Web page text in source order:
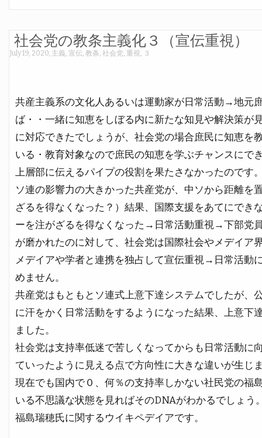
社会党の教条主義化３（宣伝重視）
July 19, 2020, 主義, 宣伝, 教条, 社会党, 重視, ３
共産主義系の文化人あるいは運動家が日常活動→地元
ば・・一緒に知恵をしぼる内に新たな知見や解決策が
に対応できたでしょうが、社会党の場合庶民に知恵を
いる・教育対象なので庶民の知恵を学ぶチャンスにで
上層部に伝えるパイプの役割を果たさなかったのです
ソ連の影響力の大きかった共産党が、中ソから距離を
ざるを得なくなった？）結果、国際支援をあてにでき
ーを注がざるを得なくなった→日常活動重視→下部党
が磨かれたのに対して、社会党は国際社会やメデイア
メデイアや学者と連携を独占して宣伝重視→日常活動
めません。
共産党はもともとソ連式上意下達システムでしたが、
に汗をかく日常活動をするようになった結果、上意下
ました。
社会党は支持率低迷で苦しくなってからも日常活動に
ていったように見える点で方向性に大きな違いが生じ
現在でも国内で０、何％の支持率しかない社民党の福
いる不思議な状態を見ればそのDNAがわかるでしょう
福島瑞穂氏に関するウイキペデイアです。